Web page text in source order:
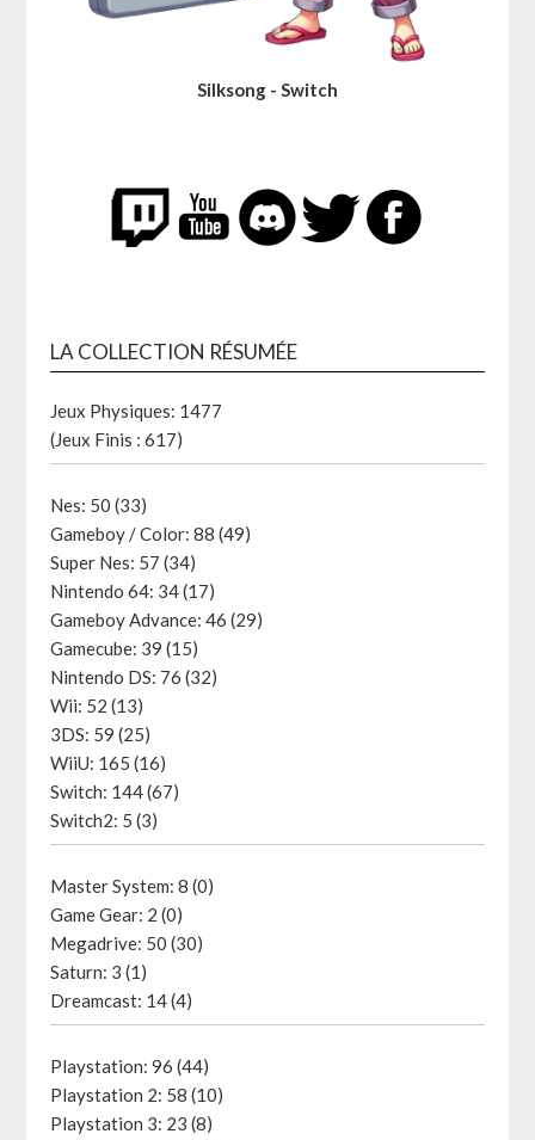
Silksong - Switch
LA COLLECTION RÉSUMÉE
Jeux Physiques: 1477
(Jeux Finis : 617)
Nes: 50 (33)
Gameboy / Color: 88 (49)
Super Nes: 57 (34)
Nintendo 64: 34 (17)
Gameboy Advance: 46 (29)
Gamecube: 39 (15)
Nintendo DS: 76 (32)
Wii: 52 (13)
3DS: 59 (25)
WiiU: 165 (16)
Switch: 144 (67)
Switch2: 5 (3)
Master System: 8 (0)
Game Gear: 2 (0)
Megadrive: 50 (30)
Saturn: 3 (1)
Dreamcast: 14 (4)
Playstation: 96 (44)
Playstation 2: 58 (10)
Playstation 3: 23 (8)